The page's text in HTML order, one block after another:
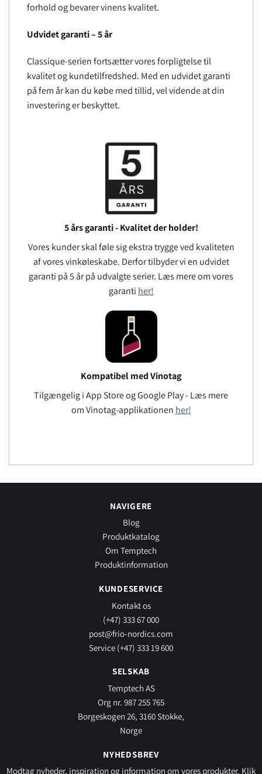
forhold og bevarer vinens kvalitet.
Udvidet garanti – 5 år
Classique-serien fortsætter vores forpligtelse til
kvalitet og kundetilfredshed. Med en udvidet garanti
på fem år kan du købe med tillid, vel vidende at din
investering er beskyttet.
5 års garanti - Kvalitet der holder!
Vores kunder skal føle sig ekstra trygge ved kvaliteten
af ​​vores vinkøleskabe. Derfor tilbyder vi en udvidet
garanti på 5 år på udvalgte serier. Læs mere om vores
garanti her!
Kompatibel med Vinotag
Tilgængelig i App Store og Google Play - Læs mere
om Vinotag-applikationen her!
NAVIGERE
Blog
Produktkatalog
Om Temptech
Produktinformation
KUNDESERVICE
Kontakt os
(+47) 333 67 000
post@frio-nordics.com
Service (+47) 333 19 600
SELSKAB
Temptech AS
Org nr. 987 255 765
Borgeskogen 26, 3160 Stokke,
Norge
NYHEDSBREV
Modtag nyheder, inspiration og information om vores produkter. Klik